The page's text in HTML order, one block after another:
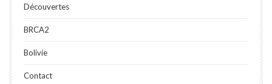
Découvertes
BRCA2
Bolivie
Contact